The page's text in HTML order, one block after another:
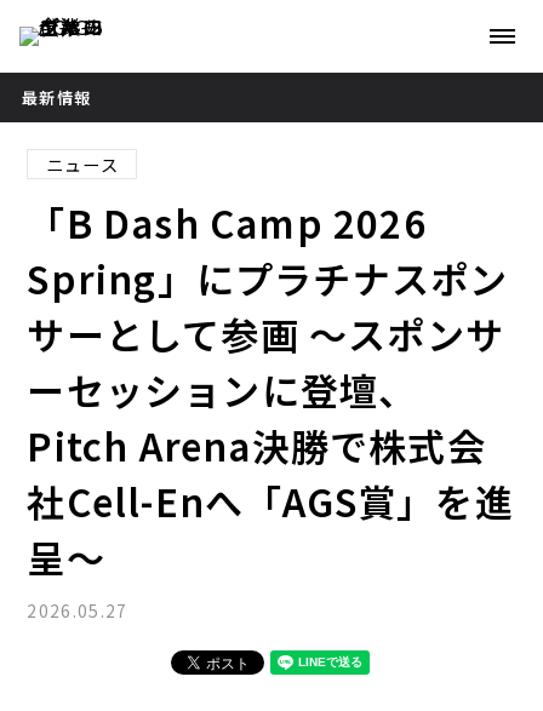
最新情報
ニュース
「B Dash Camp 2026
Spring」にプラチナスポン
サーとして参画 ～スポンサ
ーセッションに登壇、
Pitch Arena決勝で株式会
社Cell-Enへ「AGS賞」を進
呈～
2026.05.27